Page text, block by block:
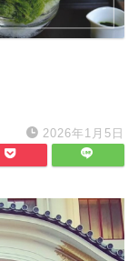
2026年1月5日